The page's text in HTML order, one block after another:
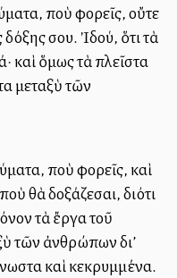
ποὺ φορεῖς, οὔτε
σου. Ἰδού, ὅτι τὰ
καὶ ὅμως τὰ πλεῖστα
μεταξὺ τῶν
ποὺ φορεῖς, καὶ
θὰ δοξάζεσαι, διότι
τὰ ἔργα τοῦ
τῶν ἀνθρώπων δι’
καὶ κεκρυμμένα.